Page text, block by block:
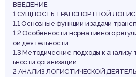
ВВЕДЕНИЕ
1 СУЩНОСТЬ ТРАНСПОРТНОЙ
1.1 Основные функции и задачи
1.2 Особенности нормативного
ой деятельности
1.3 Методические подходы к анализу
ьности организации
2 АНАЛИЗ ЛОГИСТИЧЕСКОЙ